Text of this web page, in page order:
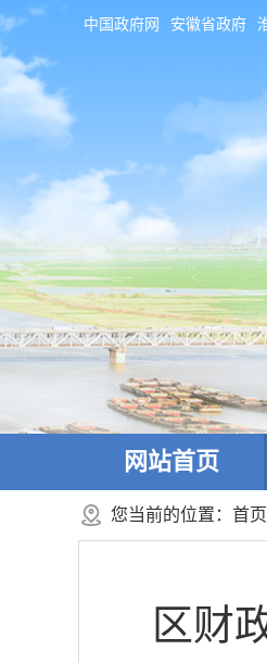
中国政府网 安徽省政府
网站首页
您当前的位置： 首页
区财